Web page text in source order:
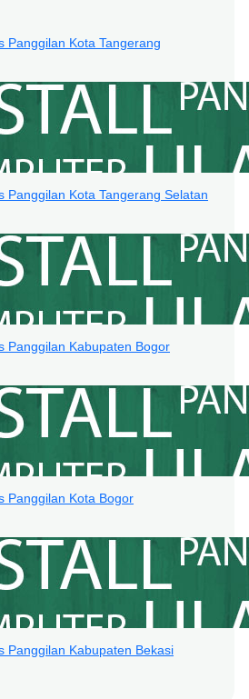
Panggilan Kota Tangerang
Panggilan Kota Tangerang Selatan
Panggilan Kabupaten Bogor
Panggilan Kota Bogor
Panggilan Kabupaten Bekasi